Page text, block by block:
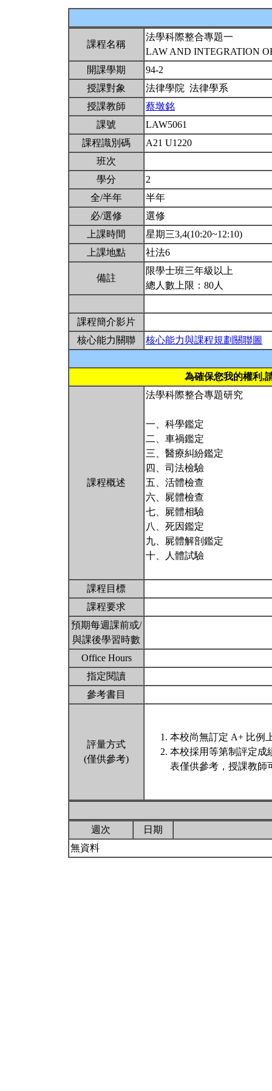
課程名稱
法學科際整合專題一
LAW AND INTEGRATION
開課學期
94-2
授課對象
法律學院 法律學系
授課教師
蔡墩銘
課號
LAW5061
課程識別碼
A21 U1220
班次
學分
2
全/半年
半年
必/選修
選修
上課時間
星期三3,4(10:20~12:10)
上課地點
社法6
備註
限學士班三年級以上
總人數上限：80人
課程簡介影片
核心能力關聯
核心能力與課程規劃關聯圖
為確保您我的權利,
課程概述
法學科際整合專題研究
一、科學鑑定
二、車禍鑑定
三、醫療糾紛鑑定
四、司法檢驗
五、活體檢查
六、屍體檢查
七、屍體相驗
八、死因鑑定
九、屍體解剖鑑定
十、人體試驗
課程目標
課程要求
預期每週課前或/
與課後學習時數
Office Hours
指定閱讀
參考書目
評量方式
(僅供參考)
本校尚無訂定 A+ 比例
本校採用等第制評定成
表僅供參考，授課教師
週次
日期
無資料